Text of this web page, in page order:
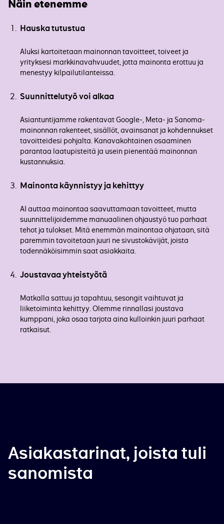
Näin etenemme
Hauska tutustua
Aluksi kartoitetaan mainonnan tavoitteet, toiveet ja
yrityksesi markkinavahvuudet, jotta mainonta erottuu ja
menestyy kilpailutilanteissa.
Suunnittelutyö voi alkaa
Asiantuntijamme rakentavat Google-, Meta- ja Sanoma-
mainonnan rakenteet, sisällöt, avainsanat ja kohdennukset
tavoitteidesi pohjalta. Kanavakohtainen osaaminen
parantaa laatupisteitä ja usein pienentää mainonnan
kustannuksia.
Mainonta käynnistyy ja kehittyy
AI auttaa mainontaa saavuttamaan tavoitteet, mutta
suunnittelijoidemme manuaalinen ohjaustyö tuo parhaat
tehot ja tulokset. Mitä enemmän mainontaa ohjataan, sitä
paremmin tavoitetaan juuri ne sivustokävijät, joista
todennäköisimmin saat asiakkaita.
Joustavaa yhteistyötä
Matkalla sattuu ja tapahtuu, sesongit vaihtuvat ja
liiketoiminta kehittyy. Olemme rinnallasi joustava
kumppani, joka osaa tarjota aina kulloinkin juuri parhaat
ratkaisut.
Asiakastarinat, joista tuli
sanomista